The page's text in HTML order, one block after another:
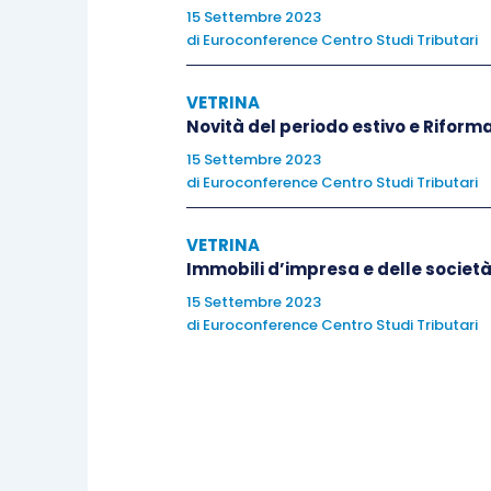
IV Incontro
La gestione della fase cautelare
La rinnovata importanza all’esito
La riscossione provvisoria in
I presupposti per la
davanti alle Corti di Giustizia
Le modalità e i tempi di
I presupposti per la riforma
15 Settembre 2023
di Euroconference Centro Studi Tributari
VETRINA
Novità del periodo estivo e
15 Settembre 2023
di Euroconference Centro Studi Tributari
VETRINA
Immobili d’impresa e delle
15 Settembre 2023
di Euroconference Centro Studi Tributari